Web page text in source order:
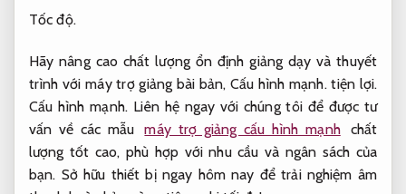
Tốc độ.
Hãy nâng cao chất lượng ổn định giảng dạy và thuyết
trình với máy trợ giảng bài bản, Cấu hình mạnh. tiện lợi.
Cấu hình mạnh. Liên hệ ngay với chúng tôi để được tư
vấn về các mẫu
máy trợ giảng cấu hình mạnh chất
lượng tốt cao, phù hợp với nhu cầu và ngân sách của
bạn. Sở hữu thiết bị ngay hôm nay để trải nghiệm âm